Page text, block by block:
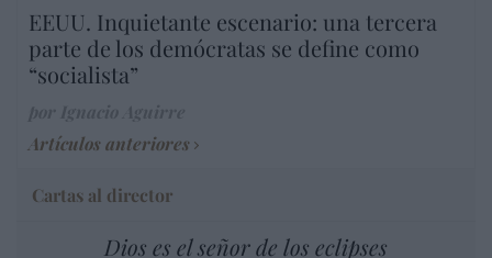
EEUU. Inquietante escenario: una tercera
parte de los demócratas se define como
“socialista”
Artículos anteriores
Cartas al director
Dios es el señor de los eclipses